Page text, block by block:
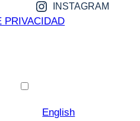
INSTAGRAM
PRIVACIDAD
English